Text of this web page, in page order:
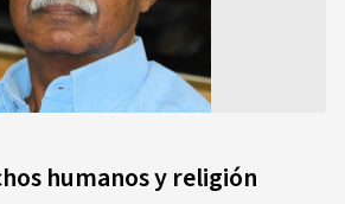
humanos y religión